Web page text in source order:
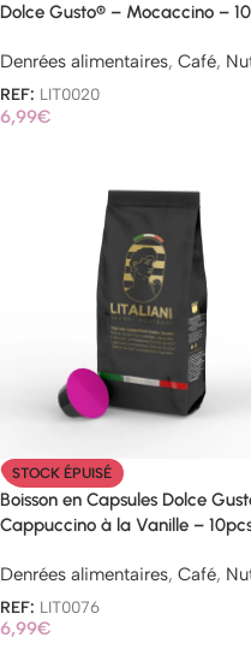
Dolce Gusto® – Mocaccino –
Denrées alimentaires, Café,
REF: LIT0020
6,99€
STOCK ÉPUISÉ
Boisson en Capsules Dolce
Cappuccino à la Vanille –
Denrées alimentaires, Café,
REF: LIT0076
6,99€